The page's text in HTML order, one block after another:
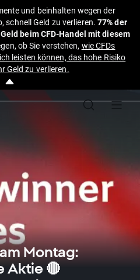
und beinhalten wegen der
schnell Geld zu verlieren.77% der
beim CFD-Handel mit diesem
ob Sie verstehen, wie CFDs
leisten können, das hohe Risiko
Geld zu verlieren.
Montag:
Aktie 🔴